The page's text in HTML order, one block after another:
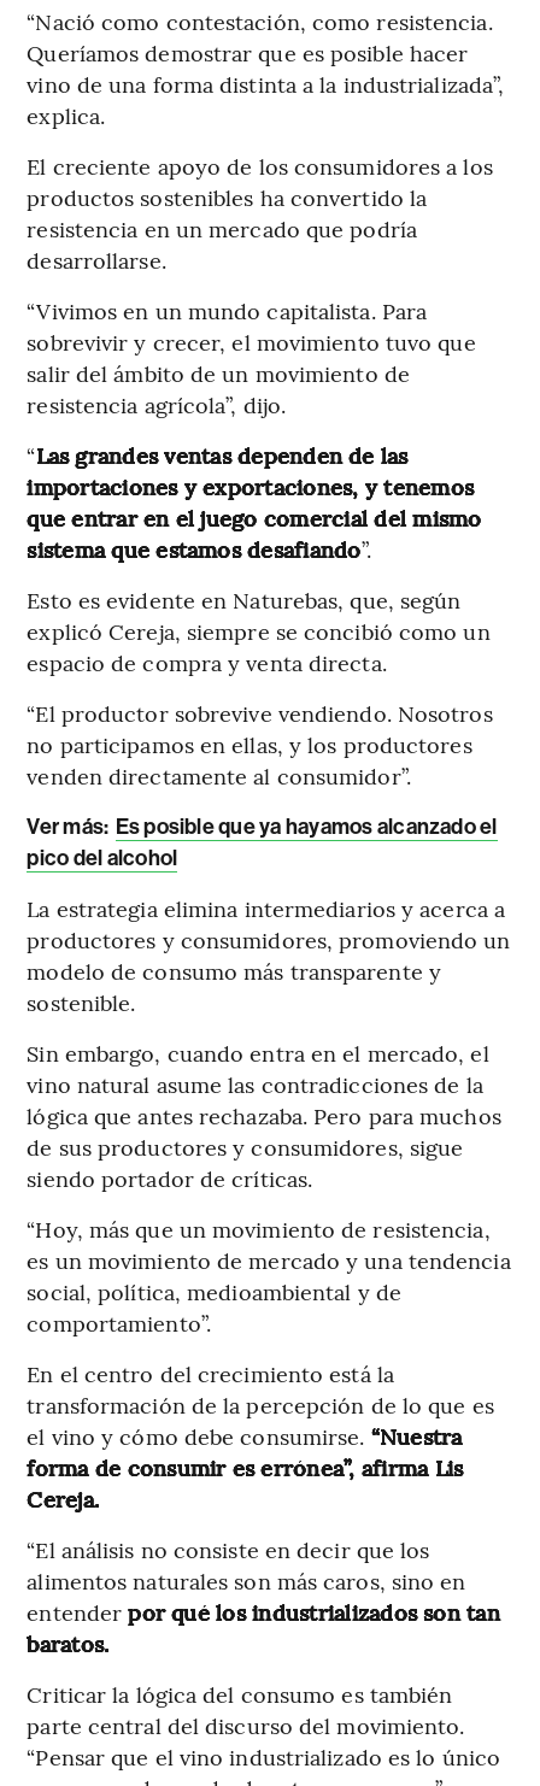
“Nació como contestación, como resistencia.
Queríamos demostrar que es posible hacer
vino de una forma distinta a la industrializada”,
explica.
El creciente apoyo de los consumidores a los
productos sostenibles ha convertido la
resistencia en un mercado que podría
desarrollarse.
“Vivimos en un mundo capitalista. Para
sobrevivir y crecer, el movimiento tuvo que
salir del ámbito de un movimiento de
resistencia agrícola”, dijo.
“Las grandes ventas dependen de las
importaciones y exportaciones, y tenemos
que entrar en el juego comercial del mismo
sistema que estamos desafiando”.
Esto es evidente en Naturebas, que, según
explicó Cereja, siempre se concibió como un
espacio de compra y venta directa.
“El productor sobrevive vendiendo. Nosotros
no participamos en ellas, y los productores
venden directamente al consumidor”.
Ver más: Es posible que ya hayamos alcanzado el
pico del alcohol
La estrategia elimina intermediarios y acerca a
productores y consumidores, promoviendo un
modelo de consumo más transparente y
sostenible.
Sin embargo, cuando entra en el mercado, el
vino natural asume las contradicciones de la
lógica que antes rechazaba. Pero para muchos
de sus productores y consumidores, sigue
siendo portador de críticas.
“Hoy, más que un movimiento de resistencia,
es un movimiento de mercado y una tendencia
social, política, medioambiental y de
comportamiento”.
En el centro del crecimiento está la
transformación de la percepción de lo que es
el vino y cómo debe consumirse. “Nuestra
forma de consumir es errónea”, afirma Lis
Cereja.
“El análisis no consiste en decir que los
alimentos naturales son más caros, sino en
entenderpor qué los industrializados son tan
baratos.
Criticar la lógica del consumo es también
parte central del discurso del movimiento.
“Pensar que el vino industrializado es lo único